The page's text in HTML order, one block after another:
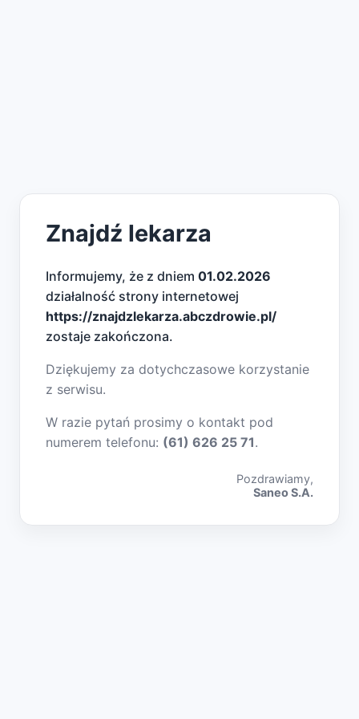
Znajdź lekarza
Informujemy, że z dniem 01.02.2026
działalność strony internetowej
https://znajdzlekarza.abczdrowie.pl/
zostaje zakończona.
Dziękujemy za dotychczasowe korzystanie
z serwisu.
W razie pytań prosimy o kontakt pod
numerem telefonu: (61) 626 25 71.
Pozdrawiamy,
Saneo S.A.